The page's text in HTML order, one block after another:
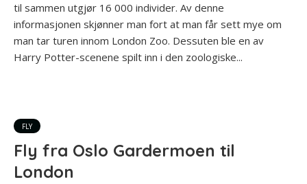
til sammen utgjør 16 000 individer. Av denne
informasjonen skjønner man fort at man får sett mye om
man tar turen innom London Zoo. Dessuten ble en av
Harry Potter-scenene spilt inn i den zoologiske...
FLY
Fly fra Oslo Gardermoen til
London